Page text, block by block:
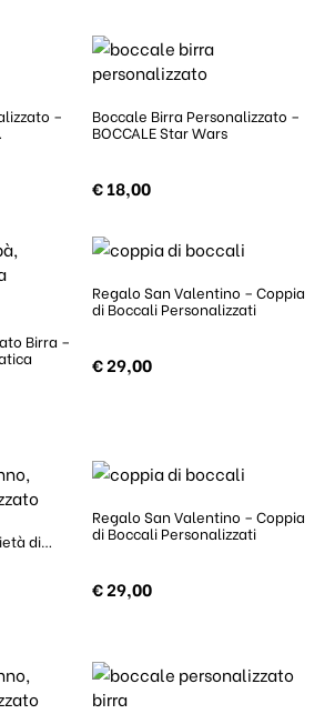
– Boccale Birra Personalizzato –
BOCCALE Star Wars
€18,00
Birra –
Regalo San Valentino – Coppia
di Boccali Personalizzati
€29,00
di…
Regalo San Valentino – Coppia
di Boccali Personalizzati
€29,00